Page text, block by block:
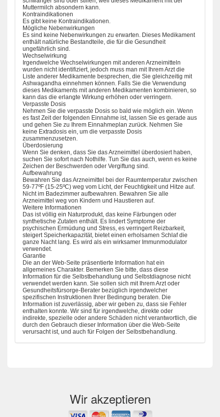
Muttermilch absondern kann.
Kontraindikationen
Es gibt keine Kontraindikationen.
Mögliche Nebenwirkungen
Es sind keine Nebenwirkungen zu erwarten. Dieses Medikament
enthält natürliche Bestandteile, die für die Gesundheit
ungefährlich sind.
Wechselwirkung
Irgendwelche Wechselwirkungen mit anderen Arzneimitteln
wurden nicht identifiziert, jedoch muss man mit Ihrem Arzt die
Liste anderer Medikamente besprechen, die Sie gleichzeitig mit
Ashwagandha einnehmen können. Falls Sie die Verwendung
dieses Medikaments mit anderen Medikamenten kombinieren, so
kann das die erlangte Wirkung erhöhen oder verringern.
Verpasste Dosis
Nehmen Sie die verpasste Dosis so bald wie möglich ein. Wenn
es fast Zeit der folgenden Einnahme ist, lassen Sie es gerade aus
und gehen Sie zu Ihrem Einnahmeplan zurück. Nehmen Sie
keine Extradosis ein, um die verpasste Dosis
zusammenzusetzen.
Überdosierung
Wenn Sie denken, dass Sie das Arzneimittel überdosiert haben,
suchen Sie sofort nach Nothilfe. Tun Sie das auch, wenn es keine
Zeichen der Beschwerden oder Vergiftung sind.
Aufbewahrung
Bewahren Sie das Arzneimittel bei der Raumtemperatur zwischen
59-77ºF (15-25ºC) weg vom Licht, der Feuchtigkeit und Hitze auf.
Nicht im Badezimmer aufbewahren. Bewahren Sie alle
Arzneimittel weg von Kindern und Haustieren auf.
Weitere Informationen
Das ist völlig ein Naturprodukt, das keine Färbungen oder
synthetische Zutaten enthält. Es lindert Symptome der
psychischen Ermüdung und Stress, es verringert Reizbarkeit,
steigert Speicherkapazität, bietet einen erholsamen Schlaf die
ganze Nacht lang. Es wird als ein wirksamer Immunmodulator
verwendet.
Garantie
Die an der Web-Seite präsentierte Information hat ein
allgemeines Charakter. Bemerken Sie bitte, dass diese
Information für die Selbstbehandlung und Selbstdiagnose nicht
verwendet werden kann. Sie sollen sich mit Ihrem Arzt oder
Gesundheitsfürsorge-Berater bezüglich irgendwelcher
spezifischen Instruktionen Ihrer Bedingung beraten. Die
Information ist zuverlässig, aber wir geben zu, dass sie Fehler
enthalten konnte. Wir sind für irgendwelche, direkte oder
indirekte, spezielle oder andere Schäden nicht verantwortlich, die
durch den Gebrauch dieser Information über die Web-Seite
verursacht ist, und auch für Folgen der Selbstbehandlung.
Wir akzeptieren